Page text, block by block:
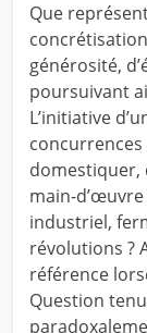
Que
générosité,
poursuivant
L’initiative
domestiquer,
main-
industriel,
révolutions ?
référence
Question